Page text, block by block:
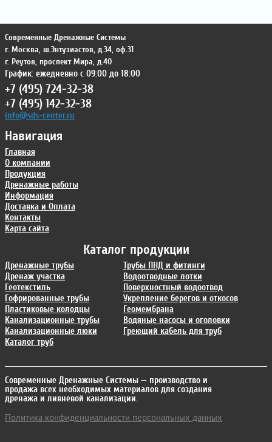
Каталог продукции
Дренажные трубы
Дренаж участка
Геотекстиль
Гофрированные трубы
Пластиковые колодцы
Канализационные трубы
Канализационные люки
Каталог труб
Трубы ПНД и фитинги
Водоотводные лотки
Поверхностный водоотвод
Укрепление берегов и откосов
Геомембрана
Водяные насосы и оголовки
Греющий кабель для труб
Навигация
Главная
О компании
Продукция
Дренажные работы
Информация
Доставка и Оплата
Контакты
Карта сайта
Современные Дренажные Системы
г. Москва, ш.Энтузиастов, д.34, оф.31
г. Реутов, проспект Мира, д.40
График: ежедневно с 09:00 до 18:00
+7 (495) 724-32-38
+7 (495) 142-32-38
info@sds-center.ru
Современные Дренажные Системы — производство и
продажа всех необходимых материалов для создания
дренажа и ливневой канализации.
Политика конфиденциальности персональных данных